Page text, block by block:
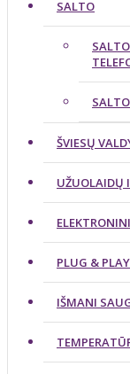
SALTO
ŠVIESŲ
UŽUOLAIDŲ
PLUG & PLAY
IŠMANI